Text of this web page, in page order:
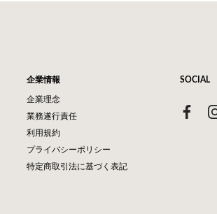
企業情報
企業理念
業務遂行責任
利用規約
プライバシーポリシー
特定商取引法に基づく表記
SOCIAL